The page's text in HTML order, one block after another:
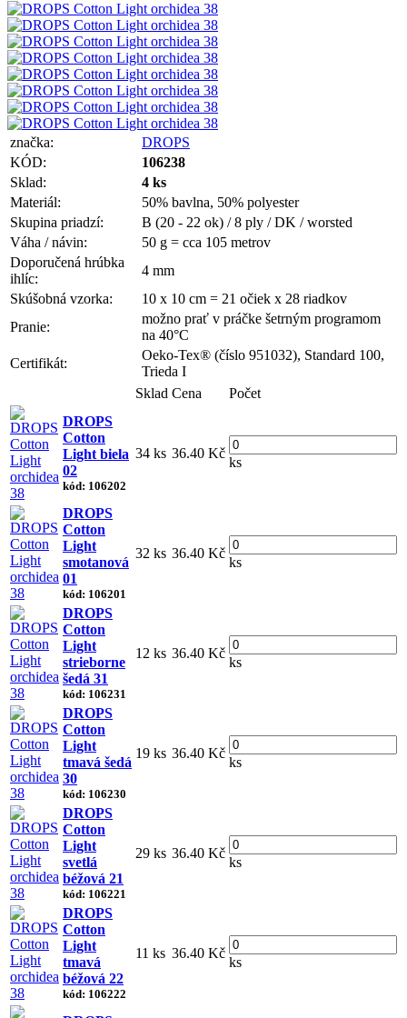
značka:
DROPS
KÓD:
106238
Sklad:
4 ks
Materiál:
50% bavlna, 50% polyester
Skupina priadzí:
B (20 - 22 ok) / 8 ply / DK / worsted
Váha / návin:
50 g = cca 105 metrov
Doporučená hrúbka
ihlíc:
4 mm
Skúšobná vzorka:
10 x 10 cm = 21 očiek x 28 riadkov
Pranie:
možno prať v práčke šetrným programom
na 40°C
Certifikát:
Oeko-Tex® (číslo 951032), Standard 100,
Trieda I
Sklad Cena
Počet
DROPS
Cotton
Light biela
02
kód: 106202
34 ks 36.40 Kč
ks
DROPS
Cotton
Light
smotanová
01
kód: 106201
32 ks 36.40 Kč
ks
DROPS
Cotton
Light
strieborne
šedá 31
kód: 106231
12 ks 36.40 Kč
ks
DROPS
Cotton
Light
tmavá šedá
30
kód: 106230
19 ks 36.40 Kč
ks
DROPS
Cotton
Light
svetlá
béžová 21
kód: 106221
29 ks 36.40 Kč
ks
DROPS
Cotton
Light
tmavá
béžová 22
kód: 106222
11 ks 36.40 Kč
ks